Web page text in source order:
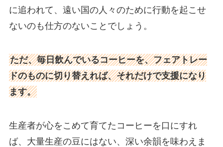
に追われて、遠い国の人々のために行動を起こせ
ないのも仕方のないことでしょう。
ただ、毎日飲んでいるコーヒーを、フェアトレー
ドのものに切り替えれば、それだけで支援になり
ます。
生産者が心をこめて育てたコーヒーを口にすれ
ば、大量生産の豆にはない、深い余韻を味わえま